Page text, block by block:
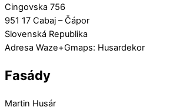
Cingovska 756
951 17 Cabaj – Čápor
Slovenská Republika
Adresa Waze+Gmaps: Husardekor
Fasády
Martin Husár